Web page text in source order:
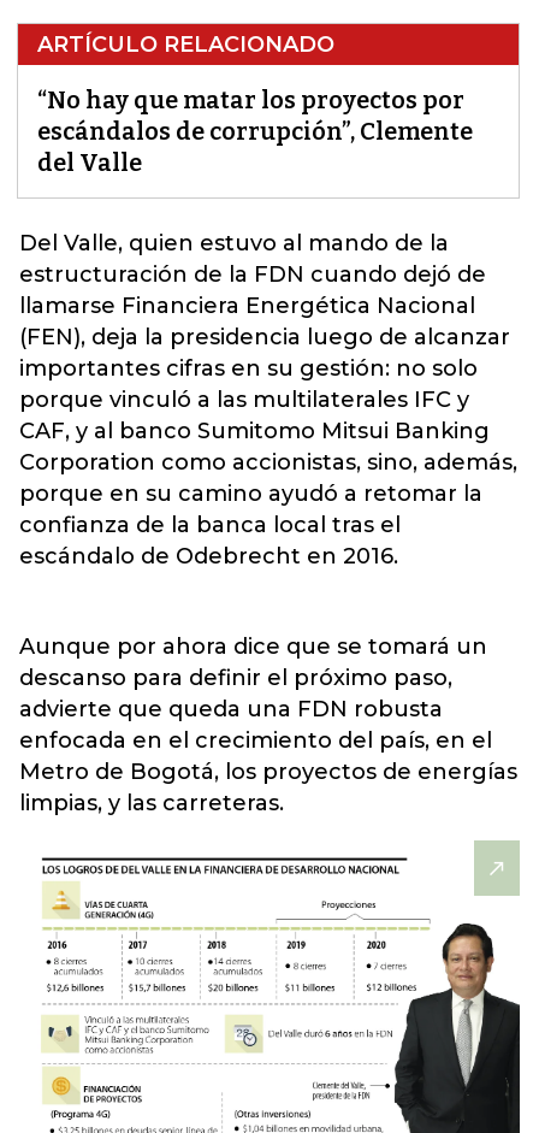
ARTÍCULO RELACIONADO
“No hay que matar los proyectos por
escándalos de corrupción”, Clemente
del Valle
Del Valle, quien estuvo al mando de la
estructuración de la FDN cuando dejó de
llamarse Financiera Energética Nacional
(FEN), deja la presidencia luego de alcanzar
importantes cifras en su gestión: no solo
porque vinculó a las multilaterales IFC y
CAF, y al banco Sumitomo Mitsui Banking
Corporation como accionistas, sino, además,
porque en su camino ayudó a retomar la
confianza de la banca local tras el
escándalo de Odebrecht en 2016.
Aunque por ahora dice que se tomará un
descanso para definir el próximo paso,
advierte que queda una FDN robusta
enfocada en el crecimiento del país, en el
Metro de Bogotá, los proyectos de energías
limpias, y las carreteras.